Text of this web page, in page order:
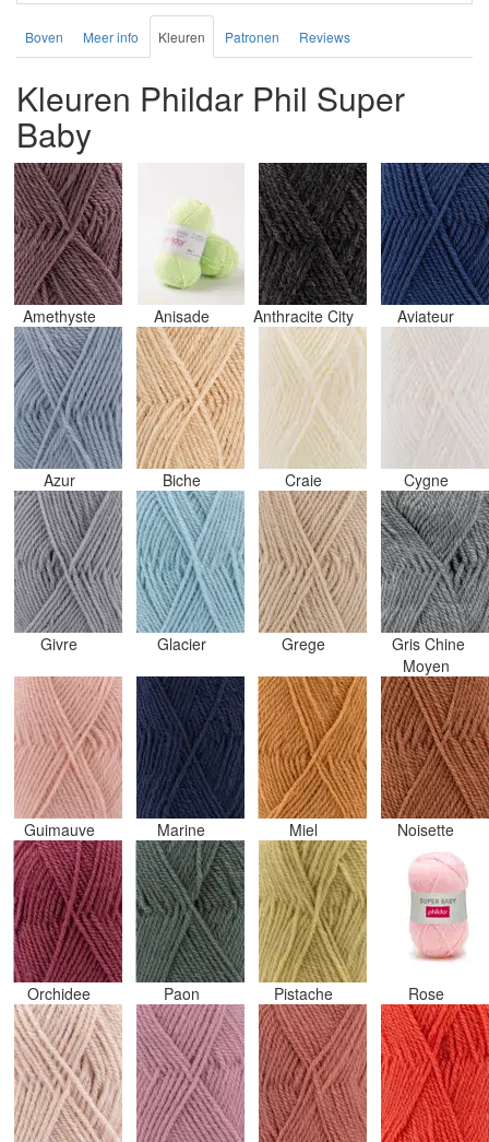
Boven Meer info Kleuren Patronen Reviews
Kleuren Phildar Phil Super
Baby
Amethyste Anisade Anthracite City Aviateur
Azur Biche Craie Cygne
Givre Glacier Grege
Gris Chine
Moyen
Guimauve Marine Miel Noisette
Orchidee Paon Pistache Rose